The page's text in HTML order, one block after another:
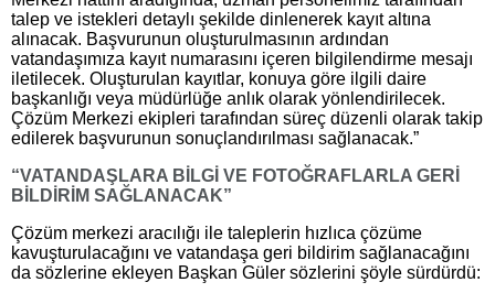
talep ve istekleri detaylı şekilde dinlenerek kayıt altına
alınacak. Başvurunun oluşturulmasının ardından
vatandaşımıza kayıt numarasını içeren bilgilendirme mesajı
iletilecek. Oluşturulan kayıtlar, konuya göre ilgili daire
başkanlığı veya müdürlüğe anlık olarak yönlendirilecek.
Çözüm Merkezi ekipleri tarafından süreç düzenli olarak takip
edilerek başvurunun sonuçlandırılması sağlanacak.”
“VATANDAŞLARA BİLGİ VE FOTOĞRAFLARLA GERİ
BİLDİRİM SAĞLANACAK”
Çözüm merkezi aracılığı ile taleplerin hızlıca çözüme
kavuşturulacağını ve vatandaşa geri bildirim sağlanacağını
da sözlerine ekleyen Başkan Güler sözlerini şöyle sürdürdü: